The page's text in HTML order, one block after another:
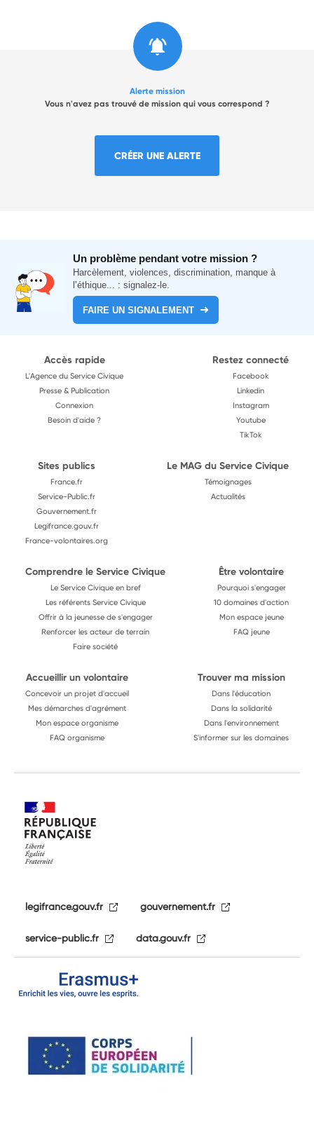
Alerte mission
Vous n'avez pas trouvé de mission qui vous correspond ?
CRÉER UNE ALERTE
Un problème pendant votre mission ?
Harcèlement, violences, discrimination, manque à
l’éthique... : signalez-le.
FAIRE UN SIGNALEMENT
Accès rapide
L'Agence du Service Civique
Presse & Publication
Connexion
Besoin d'aide ?
Restez connecté
Facebook
Linkedin
Instagram
Youtube
TikTok
Sites publics
France.fr
Service-Public.fr
Gouvernement.fr
Legifrance.gouv.fr
France-volontaires.org
Le MAG du Service Civique
Témoignages
Actualités
Comprendre le Service Civique
Le Service Civique en bref
Les référents Service Civique
Offrir à la jeunesse de s'engager
Renforcer les acteur de terrain
Faire société
Être volontaire
Pourquoi s'engager
10 domaines d'action
Mon espace jeune
FAQ jeune
Accueillir un volontaire
Concevoir un projet d'accueil
Mes démarches d'agrément
Mon espace organisme
FAQ organisme
Trouver ma mission
Dans l'éducation
Dans la solidarité
Dans l'environnement
S'informer sur les domaines
legifrance.gouv.fr gouvernement.fr
service-public.fr data.gouv.fr